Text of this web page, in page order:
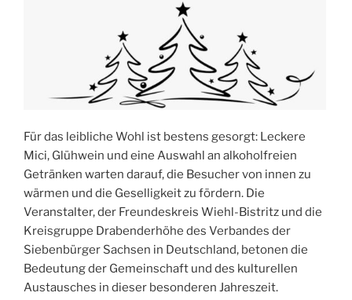
Für das leibliche Wohl ist bestens gesorgt: Leckere
Mici, Glühwein und eine Auswahl an alkoholfreien
Getränken warten darauf, die Besucher von innen zu
wärmen und die Geselligkeit zu fördern. Die
Veranstalter, der Freundeskreis Wiehl-Bistritz und die
Kreisgruppe Drabenderhöhe des Verbandes der
Siebenbürger Sachsen in Deutschland, betonen die
Bedeutung der Gemeinschaft und des kulturellen
Austausches in dieser besonderen Jahreszeit.